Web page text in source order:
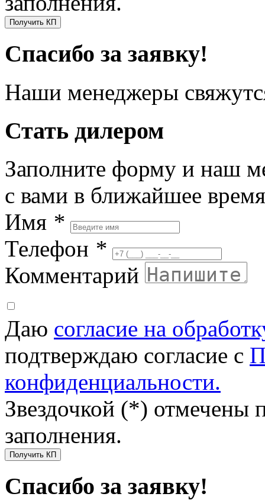
Получить КП
Спасибо за заявку!
Наши менеджеры
Стать дилером
Заполните форму и наш
с вами в ближайшее время
Имя *
Телефон *
Комментарий
Даю согласие на
подтверждаю согласие с
конфиденциальности.
Звездочкой (*) отмечены
заполнения.
Получить КП
Спасибо за заявку!